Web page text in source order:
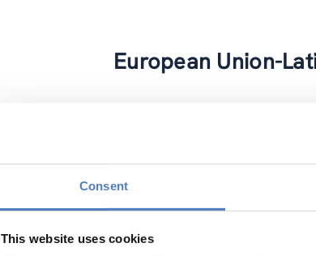
Consent
This website uses cookies
European Union-
Das INCO-NET EULARINET war
Bereich Wissenschaft und
EULARINET verfolgte folgende Ziele:
Gemeinsam beidseitige
FP7 zu identifizieren,